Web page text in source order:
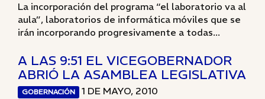
La incorporación del programa “el laboratorio va al
aula”, laboratorios de informática móviles que se
irán incorporando progresivamente a todas...
A LAS 9:51 EL VICEGOBERNADOR
ABRIÓ LA ASAMBLEA LEGISLATIVA
GOBERNACIÓN 1 DE MAYO, 2010